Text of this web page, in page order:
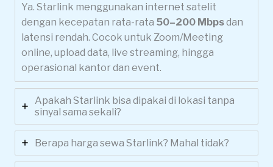
Ya. Starlink menggunakan internet satelit
dengan kecepatan rata-rata 50–200 Mbpsdan
latensi rendah. Cocok untuk Zoom/Meeting
online, upload data, live streaming, hingga
operasional kantor dan event.
Apakah Starlink bisa dipakai di lokasi tanpa
sinyal sama sekali?
Berapa harga sewa Starlink? Mahal tidak?